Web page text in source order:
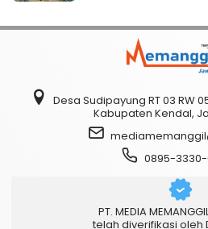
Desa Sudipayung RT 03 RW
Kabupaten Kendal,
0895-
PT. MEDIA
telah diverifikasi oleh